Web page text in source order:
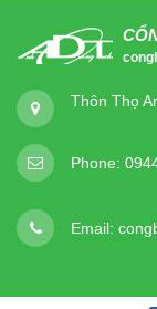
Thôn Thọ
Phone:
Email: